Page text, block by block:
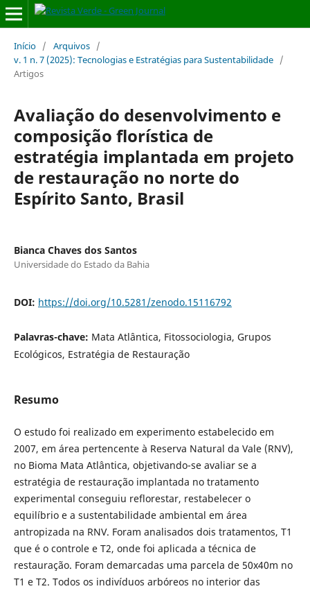
Início / Arquivos /
v. 1 n. 7 (2025): Tecnologias e Estratégias para Sustentabilidade /
Artigos
Avaliação do desenvolvimento e
composição florística de
estratégia implantada em projeto
de restauração no norte do
Espírito Santo, Brasil
Bianca Chaves dos Santos
Universidade do Estado da Bahia
DOI: https://doi.org/10.5281/zenodo.15116792
Palavras-chave: Mata Atlântica, Fitossociologia, Grupos
Ecológicos, Estratégia de Restauração
Resumo
O estudo foi realizado em experimento estabelecido em
2007, em área pertencente à Reserva Natural da Vale (RNV),
no Bioma Mata Atlântica, objetivando-se avaliar se a
estratégia de restauração implantada no tratamento
experimental conseguiu reflorestar, restabelecer o
equilíbrio e a sustentabilidade ambiental em área
antropizada na RNV. Foram analisados dois tratamentos, T1
que é o controle e T2, onde foi aplicada a técnica de
restauração. Foram demarcadas uma parcela de 50x40m no
T1 e T2. Todos os indivíduos arbóreos no interior das